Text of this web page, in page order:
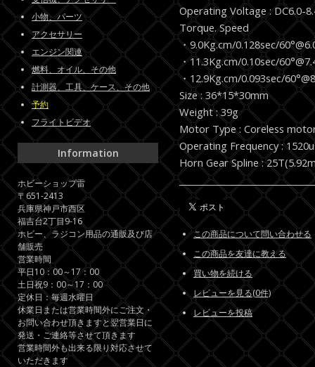
Operating Voltage : DC6.0-
Torque. Speed
・9.0Kg.cm/0.128sec/
・11.3Kg.cm/0.10sec/
・12.9Kg.cm/0.093sec/
Size : 36*15*30mm
Weight : 39g
Motor Type : Coreless
Operating Frequency :
Horn Gear Spline :
この商品について問い合わせる
この商品を友達に教える
買い物を続ける
レビューを見る(0件)
レビューを投稿
小物、パーツ
アクセサリー
エンジン関連
燃料、オイル、その他
計測器、工具、ケース、その他
予約
フライトビデオ
Information
ホビーショップ雷
〒651-2413
兵庫県神戸市西区
福吉台2丁目9-16
ホビー、ラジコン用品の通販及び店
舗販売
営業時間
平日10：00～17：00
土日祝9：00～17：00
定休日：毎週水曜日
休業日または営業時間外にご注文・
お問い合わせ頂きますと翌営業日に
発送・ご連絡等させて頂きます
営業時間外も出来る限り対応させて
いただきます